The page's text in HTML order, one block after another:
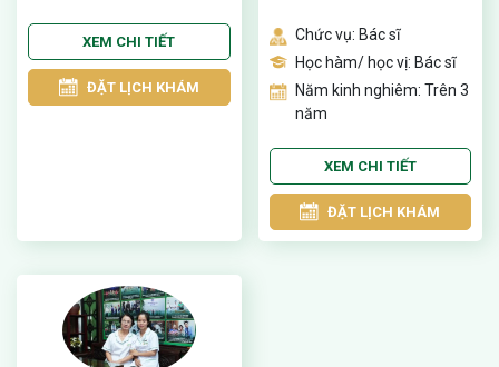
XEM CHI TIẾT
ĐẶT LỊCH KHÁM
Chức vụ: Bác sĩ
Học hàm/ học vị: Bác sĩ
Năm kinh nghiêm: Trên 3
năm
XEM CHI TIẾT
ĐẶT LỊCH KHÁM